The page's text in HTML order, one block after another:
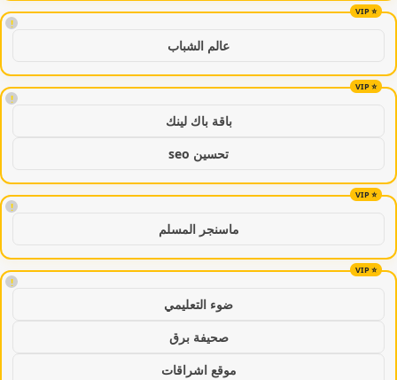
!
عالم الشباب
!
باقة باك لينك
تحسين seo
!
ماسنجر المسلم
!
ضوء التعليمي
صحيفة برق
موقع اشراقات